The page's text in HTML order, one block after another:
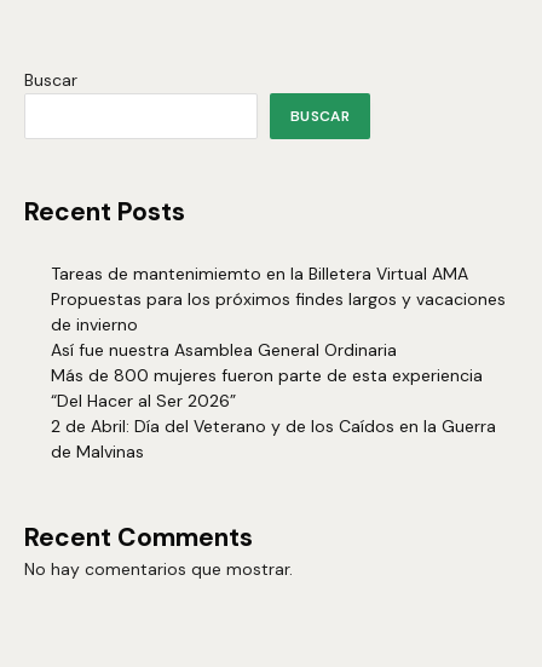
Buscar
BUSCAR
Recent Posts
Tareas de mantenimiemto en la Billetera Virtual AMA
Propuestas para los próximos findes largos y vacaciones
de invierno
Así fue nuestra Asamblea General Ordinaria
Más de 800 mujeres fueron parte de esta experiencia
“Del Hacer al Ser 2026”
2 de Abril: Día del Veterano y de los Caídos en la Guerra
de Malvinas
Recent Comments
No hay comentarios que mostrar.